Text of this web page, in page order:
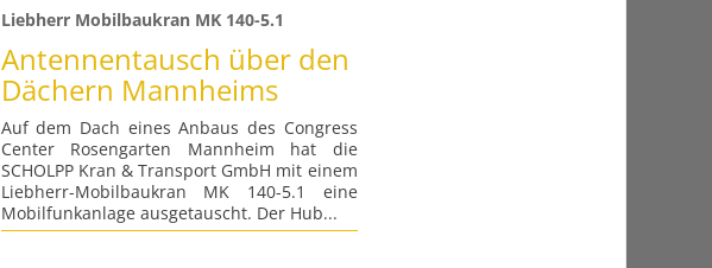
Liebherr Mobilbaukran MK 140-5.1
Antennentausch über den
Dächern Mannheims
Auf dem Dach eines Anbaus des Congress
Center Rosengarten Mannheim hat die
SCHOLPP Kran & Transport GmbH mit einem
Liebherr-Mobilbaukran MK 140-5.1 eine
Mobilfunkanlage ausgetauscht. Der Hub...